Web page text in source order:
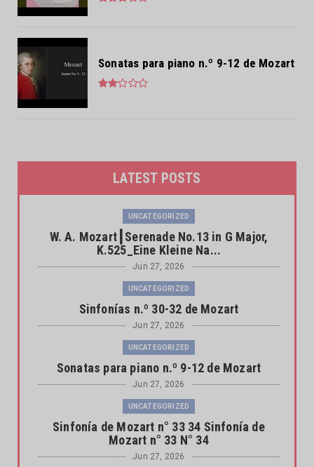
Sonatas para piano n.º 9-12 de Mozart
LATEST POSTS
UNCATEGORIZED
W. A. Mozart┃Serenade No.13 in G Major,
K.525_Eine Kleine Na...
Jun 27, 2026
UNCATEGORIZED
Sinfonías n.º 30-32 de Mozart
Jun 27, 2026
UNCATEGORIZED
Sonatas para piano n.º 9-12 de Mozart
Jun 27, 2026
UNCATEGORIZED
Sinfonía de Mozart n° 33 34 Sinfonía de
Mozart n° 33 N° 34
Jun 27, 2026